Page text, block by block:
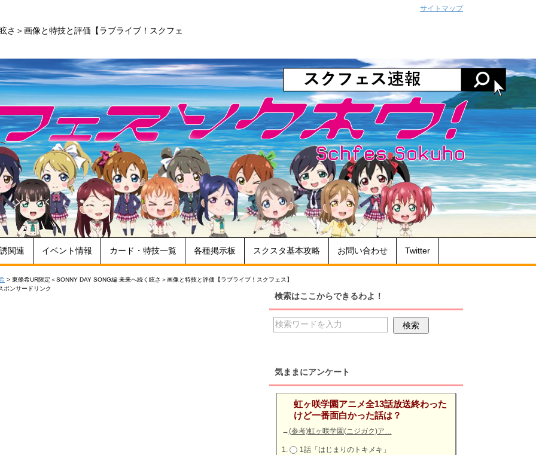
さ＞画像と特技と評価【ラブライブ！スクフェ
関連 イベント情報 カード・特技一覧 各種掲示板 スクスタ基本攻略 お問い合わせ Twitter
> 東條希UR限定＜SONNY DAY SONG編 未来へ続く眩さ＞画像と特技と評価【ラブライブ！スクフェス】
ポンサードリンク
検索はここからできるわよ！
気ままにアンケート
虹ヶ咲学園アニメ全13話放送終わった
けど一番面白かった話は？
→(参考)虹ヶ咲学園(ニジガク)ア…
1話「はじまりのトキメキ」
サイトマップ